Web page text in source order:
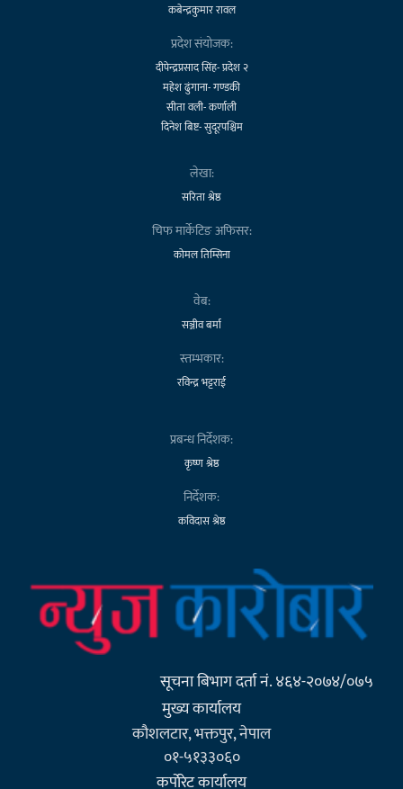
कबेन्द्रकुमार रावल
प्रदेश संयोजक:
दीपेन्द्रप्रसाद सिंह- प्रदेश २
महेश ढुंगाना- गण्डकी
सीता वली- कर्णाली
दिनेश बिष्ट- सुदूरपश्चिम
लेखा:
सरिता श्रेष्ठ
चिफ मार्केटिङ अफिसर:
कोमल तिम्सिना
वेब:
सञ्जीव बर्मा
स्तम्भकार:
रविन्द्र भट्टराई
प्रबन्ध निर्देशक:
कृष्ण श्रेष्ठ
निर्देशक:
कविदास श्रेष्ठ
सूचना बिभाग दर्ता नं. ४६४-२०७४/०७५
मुख्य कार्यालय
कौशलटार, भक्तपुर, नेपाल
०१-५१३३०६०
कर्पाेरेट कार्यालय